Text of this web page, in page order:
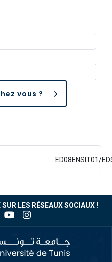
vous ?
ED08ENSIT01/
LES RÉSEAUX SOCIAUX !